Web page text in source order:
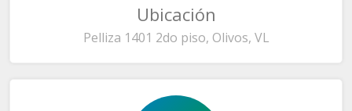
Ubicación
Pelliza 1401 2do piso, Olivos, VL